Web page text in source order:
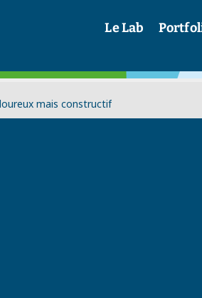
Le Lab
mais constructif